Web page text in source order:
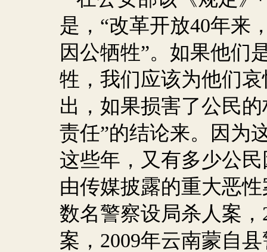
是，“改革开放40年来
因公牺牲”。如果他们
牲，我们应该为他们
出，如果损害了公民
责任”的结论来。因为
这些年，又有多少公
由传媒披露的重大恶
数名警察设局杀人案，
案， 2009年云南蒙自